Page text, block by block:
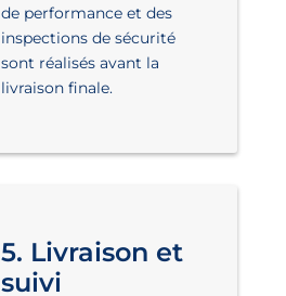
de performance et des
inspections de sécurité
sont réalisés avant la
livraison finale.
5. Livraison et
suivi